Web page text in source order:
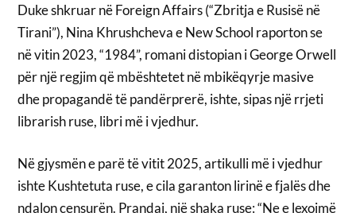
Duke shkruar në Foreign Affairs (“Zbritja e Rusisë në
Tirani”), Nina Khrushcheva e New School raporton se
në vitin 2023, “1984”, romani distopian i George Orwell
për një regjim që mbështetet në mbikëqyrje masive
dhe propagandë të pandërprerë, ishte, sipas një rrjeti
librarish ruse, libri më i vjedhur.
Në gjysmën e parë të vitit 2025, artikulli më i vjedhur
ishte Kushtetuta ruse, e cila garanton lirinë e fjalës dhe
ndalon censurën. Prandaj, një shaka ruse: “Ne e lexojmë